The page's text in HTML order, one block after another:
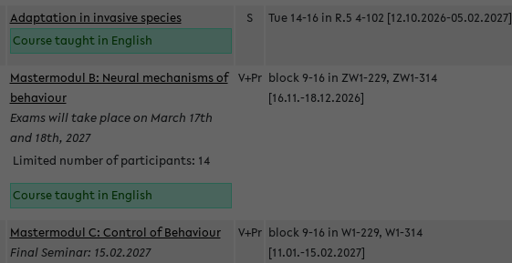
Adaptation in invasive species
Course taught in English
S Tue 14-16 in R.5 4-102 [12.10.2026-05.02.2027]
Mastermodul B: Neural mechanisms of
behaviour
Exams will take place on March 17th
and 18th, 2027
Limited number of participants: 14
Course taught in English
V+Pr block 9-16 in ZW1-229, ZW1-314
[16.11.-18.12.2026]
Mastermodul C: Control of Behaviour
Final Seminar: 15.02.2027
V+Pr block 9-16 in W1-229, W1-314
[11.01.-15.02.2027]